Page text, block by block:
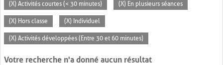
(X) Activités courtes (< 30 minutes) (X) En plusieurs séances
(X) Hors classe (X) Individuel
(X) Activités développées (Entre 30 et 60 minutes)
Votre recherche n'a donné aucun résultat